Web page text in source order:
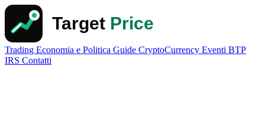
Trading Economia e Politica Guide CryptoCurrency Eventi BTP
IRS Contatti